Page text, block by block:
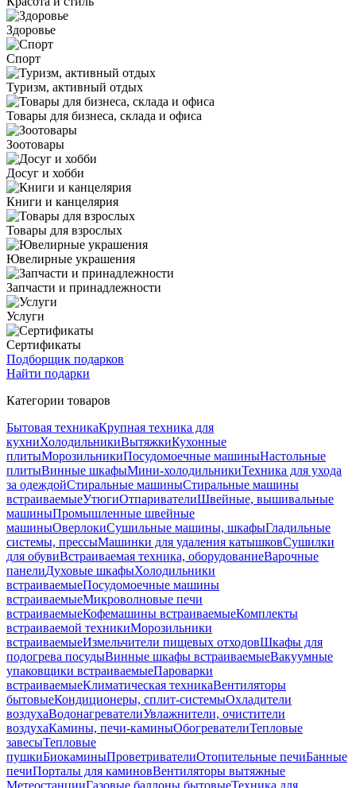
Здоровье
Спорт
Туризм, активный отдых
Товары для бизнеса, склада и офиса
Зоотовары
Досуг и хобби
Книги и канцелярия
Товары для взрослых
Ювелирные украшения
Запчасти и принадлежности
Услуги
Сертификаты
Подборщик подарков
Найти подарки
Категории товаров
Бытовая техникаКрупная техника для
кухниХолодильникиВытяжкиКухонные
плитыМорозильникиПосудомоечные машиныНастольные
плитыВинные шкафыМини-холодильникиТехника для ухода
за одеждойСтиральные машиныСтиральные машины
встраиваемыеУтюгиОтпаривателиШвейные, вышивальные
машиныПромышленные швейные
машиныОверлокиСушильные машины, шкафыГладильные
системы, прессыМашинки для удаления катышковСушилки
для обувиВстраиваемая техника, оборудованиеВарочные
панелиДуховые шкафыХолодильники
встраиваемыеПосудомоечные машины
встраиваемыеМикроволновые печи
встраиваемыеКофемашины встраиваемыеКомплекты
встраиваемой техникиМорозильники
встраиваемыеИзмельчители пищевых отходовШкафы для
подогрева посудыВинные шкафы встраиваемыеВакуумные
упаковщики встраиваемыеПароварки
встраиваемыеКлиматическая техникаВентиляторы
бытовыеКондиционеры, сплит-системыОхладители
воздухаВодонагревателиУвлажнители, очистители
воздухаКамины, печи-каминыОбогревателиТепловые
завесыТепловые
пушкиБиокаминыПроветривателиОтопительные печиБанные
печиПорталы для каминовВентиляторы вытяжные
МетеостанцииГазовые баллоны бытовыеТехника для